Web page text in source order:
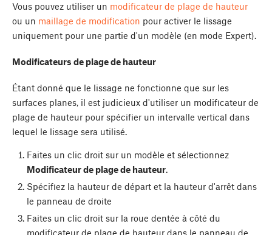
Vous pouvez utiliser un modificateur de plage de hauteur
ou un maillage de modification pour activer le lissage
uniquement pour une partie d'un modèle (en mode Expert).
Modificateurs de plage de hauteur
Étant donné que le lissage ne fonctionne que sur les
surfaces planes, il est judicieux d'utiliser un modificateur de
plage de hauteur pour spécifier un intervalle vertical dans
lequel le lissage sera utilisé.
Faites un clic droit sur un modèle et sélectionnez
Modificateur de plage de hauteur.
Spécifiez la hauteur de départ et la hauteur d'arrêt dans
le panneau de droite
Faites un clic droit sur la roue dentée à côté du
modificateur de plage de hauteur dans le panneau de